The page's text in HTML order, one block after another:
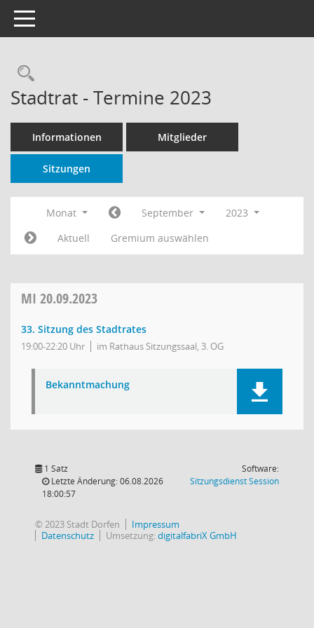
Toggle navigation
Rechercheauswahl
Stadtrat - Termine 2023
Informationen Mitglieder
Sitzungen
Monat September
2023
Aktuell
Gremium auswählen
MI 20.09.2023
33. Sitzung des Stadtrates
19:00-22:20 Uhr im Rathaus Sitzungssaal, 3. OG
Bekanntmachung
1 Satz
Letzte Änderung: 06.08.2026
18:00:57
Software:
SitzungsdienstSession(Wird in
© 2023 Stadt Dorfen
Impressum
Datenschutz
Umsetzung:digitalfabriX GmbH